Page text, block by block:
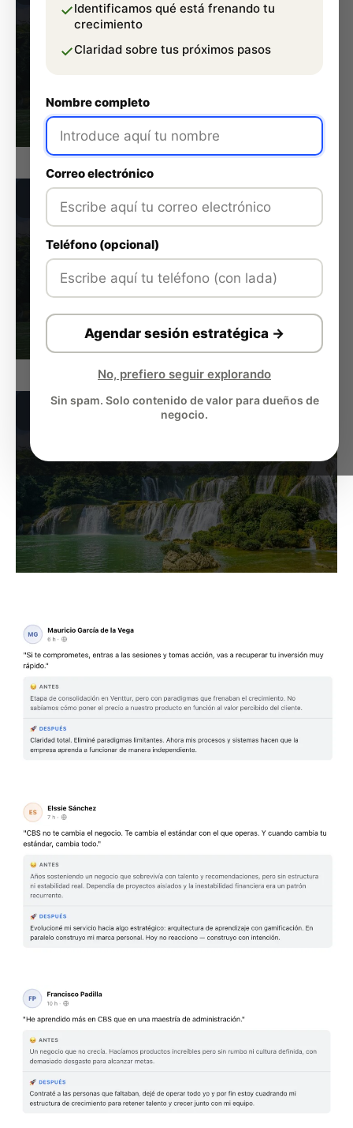
✓Identificamos qué está frenando tu
crecimiento
✓Claridad sobre tus próximos pasos
Nombre completo
Correo electrónico
Teléfono (opcional)
Agendar sesión estratégica →
No, prefiero seguir explorando
Sin spam. Solo contenido de valor para dueños de
negocio.